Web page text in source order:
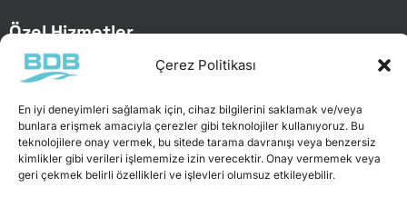
Çerez Politikası
En iyi deneyimleri sağlamak için, cihaz bilgilerini saklamak ve/veya
bunlara erişmek amacıyla çerezler gibi teknolojiler kullanıyoruz. Bu
teknolojilere onay vermek, bu sitede tarama davranışı veya benzersiz
kimlikler gibi verileri işlememize izin verecektir. Onay vermemek veya
geri çekmek belirli özellikleri ve işlevleri olumsuz etkileyebilir.
Özel Hizmetler
Özel Projeler
Abkant Büküm
Galvaniz Daldırma
Elektro Statik Toz Boya